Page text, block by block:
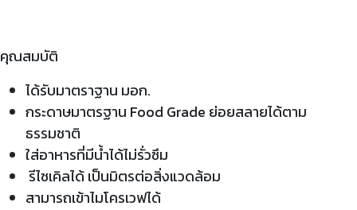
คุณสมบัติ
ได้รับมาตราฐาน มอก.
กระดาษมาตรฐาน Food Grade ย่อยสลายได้ตาม
ธรรมชาติ
ใส่อาหารที่มีน้ำได้ไม่รั่วซึม
รีไซเคิลได้ เป็นมิตรต่อสิ่งแวดล้อม
สามารถเข้าไมโครเวฟได้